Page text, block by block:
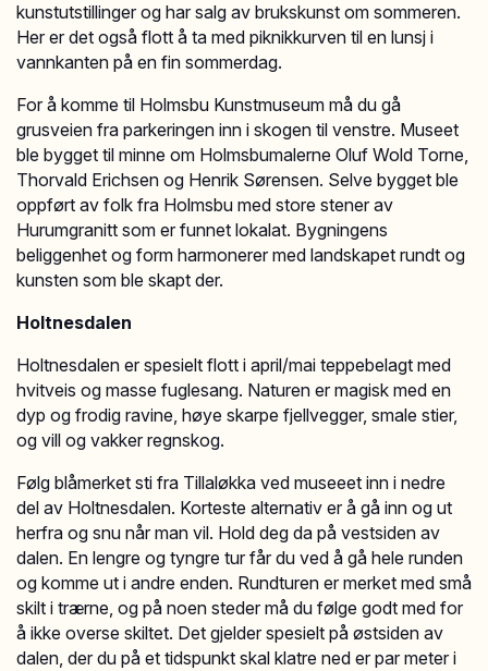
kunstutstillinger og har salg av brukskunst om sommeren.
Her er det også flott å ta med piknikkurven til en lunsj i
vannkanten på en fin sommerdag.
For å komme til Holmsbu Kunstmuseum må du gå
grusveien fra parkeringen inn i skogen til venstre. Museet
ble bygget til minne om Holmsbumalerne Oluf Wold Torne,
Thorvald Erichsen og Henrik Sørensen. Selve bygget ble
oppført av folk fra Holmsbu med store stener av
Hurumgranitt som er funnet lokalat. Bygningens
beliggenhet og form harmonerer med landskapet rundt og
kunsten som ble skapt der.
Holtnesdalen
Holtnesdalen er spesielt flott i april/mai teppebelagt med
hvitveis og masse fuglesang. Naturen er magisk med en
dyp og frodig ravine, høye skarpe fjellvegger, smale stier,
og vill og vakker regnskog.
Følg blåmerket sti fra Tillaløkka ved museeet inn i nedre
del av Holtnesdalen. Korteste alternativ er å gå inn og ut
herfra og snu når man vil. Hold deg da på vestsiden av
dalen. En lengre og tyngre tur får du ved å gå hele runden
og komme ut i andre enden. Rundturen er merket med små
skilt i trærne, og på noen steder må du følge godt med for
å ikke overse skiltet. Det gjelder spesielt på østsiden av
dalen, der du på et tidspunkt skal klatre ned er par meter i